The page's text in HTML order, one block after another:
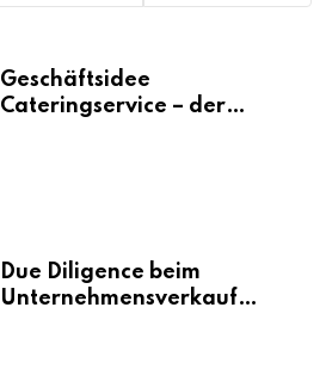
Geschäftsidee
Cateringservice – der
Due Diligence beim
Unternehmensverkauf